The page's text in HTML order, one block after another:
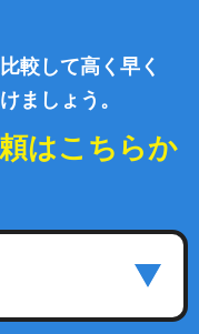
較して高く早く
ましょう。
はこちらか